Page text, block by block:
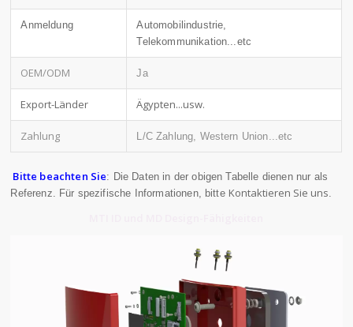
Anmeldung
Automobilindustrie,
Telekommunikation...etc
OEM/ODM Ja
Export-Länder Ägypten...usw.
Zahlung L/C Zahlung, Western Union...etc
Bitte beachten Sie: Die Daten in der obigen Tabelle dienen nur als
Referenz. Für spezifische Informationen, bitte Kontaktieren Sie uns